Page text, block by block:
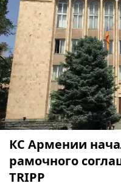
КС Армении
рамочного
TRIPP